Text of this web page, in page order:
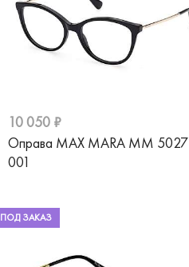
10 050 ₽
Оправа MAX MARA MM 5027
001
ПОД ЗАКАЗ